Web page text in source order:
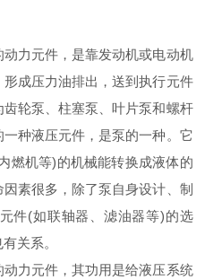
动力元件，是靠发动机或电动机
成压力油排出，送到执行元件
轮泵、柱塞泵、叶片泵和螺杆
种液压元件，是泵的一种。它
燃机等)的机械能转换成液体的
素很多，除了泵自身设计、制
件(如联轴器、滤油器等)的选
关系。
动力元件，其功用是给液压系统